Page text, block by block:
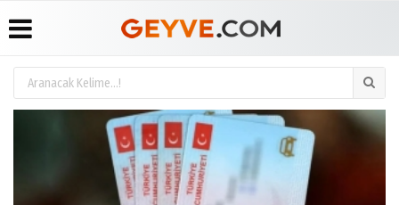
Üye Paneli
Haberleri
Anketler
Biyografiler
Köşe
Yazarları
Video
Foto
Yayın
İlkeleri
Medyabar.com